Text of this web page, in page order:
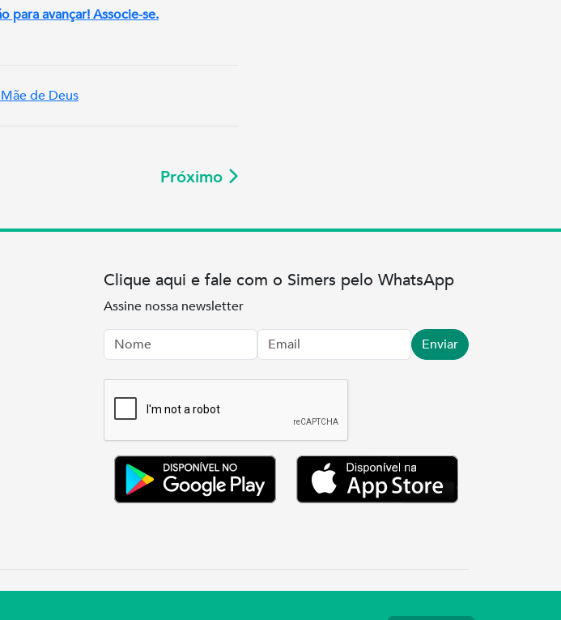
para avançar! Associe-se.
de Deus
Próximo
Clique aqui e fale com o Simers pelo WhatsApp
Assine nossa newsletter
Nome
Email Enviar
Porto Alegre | (51) 3027.3737